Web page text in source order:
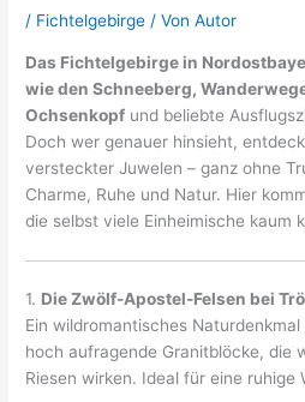
/ Fichtelgebirge / VonAutor
Das Fichtelgebirge in
wie den Schneeberg,
Ochsenkopf und beliebte
Doch wer genauer hinsieht,
versteckter Juwelen – ganz ohne
Charme, Ruhe und Natur. Hier
die selbst viele Einheimische kaum
1. Die Zwölf-Apostel-Felsen bei
Ein wildromantisches
hoch aufragende Granitblöcke, die
Riesen wirken. Ideal für eine ruhige